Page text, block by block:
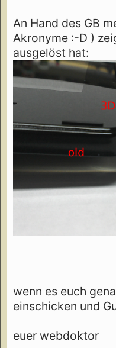
An Hand des GB
Akronyme :-D )
ausgelöst hat:
wenn es euch
einschicken und
euer webdoktor